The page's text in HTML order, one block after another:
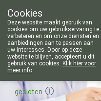
011/
gesloten
Cookies
Deze website maakt gebruik van
cookies om uw gebruikservaring te
verbeteren en om onze diensten en
aanbiedingen aan te passen aan
uw interesses. Door op deze
website te blijven, accepteert u dit
gebruik van cookies. Klik hier voor
meer info.